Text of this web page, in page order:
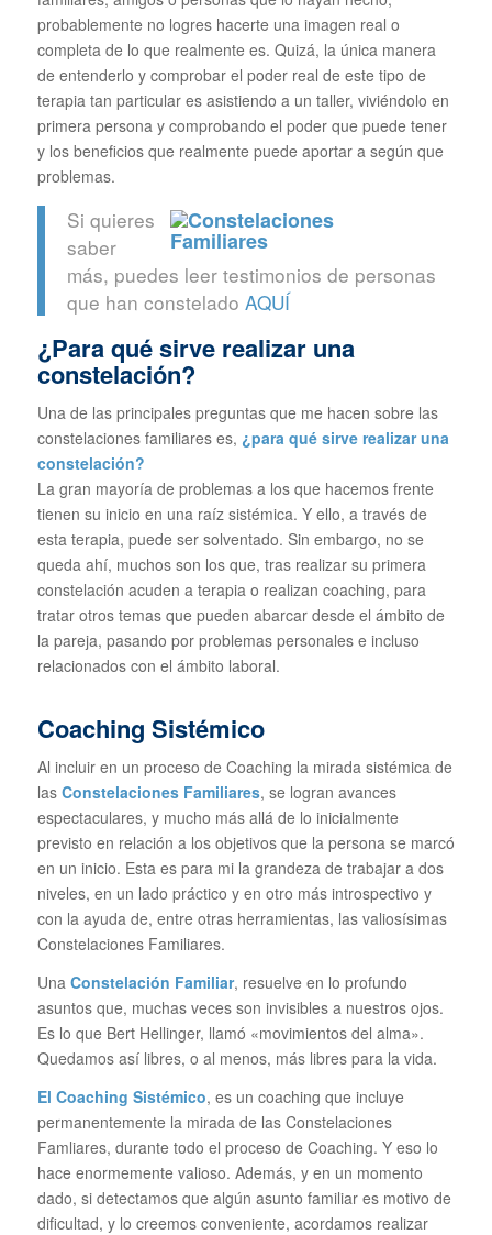
probablemente no logres hacerte una imagen real o
completa de lo que realmente es. Quizá, la única manera
de entenderlo y comprobar el poder real de este tipo de
terapia tan particular es asistiendo a un taller, viviéndolo en
primera persona y comprobando el poder que puede tener
y los beneficios que realmente puede aportar a según que
problemas.
Si quieres
saber
más, puedes leer testimonios de personas
que han constelado AQUÍ
¿Para qué sirve realizar una
constelación?
Una de las principales preguntas que me hacen sobre las
constelaciones familiares es, ¿para qué sirve realizar una
constelación?
La gran mayoría de problemas a los que hacemos frente
tienen su inicio en una raíz sistémica. Y ello, a través de
esta terapia, puede ser solventado. Sin embargo, no se
queda ahí, muchos son los que, tras realizar su primera
constelación acuden a terapia o realizan coaching, para
tratar otros temas que pueden abarcar desde el ámbito de
la pareja, pasando por problemas personales e incluso
relacionados con el ámbito laboral.
Coaching Sistémico
Al incluir en un proceso de Coaching la mirada sistémica de
las Constelaciones Familiares, se logran avances
espectaculares, y mucho más allá de lo inicialmente
previsto en relación a los objetivos que la persona se marcó
en un inicio. Esta es para mi la grandeza de trabajar a dos
niveles, en un lado práctico y en otro más introspectivo y
con la ayuda de, entre otras herramientas, las valiosísimas
Constelaciones Familiares.
Una Constelación Familiar, resuelve en lo profundo
asuntos que, muchas veces son invisibles a nuestros ojos.
Es lo que Bert Hellinger, llamó «movimientos del alma».
Quedamos así libres, o al menos, más libres para la vida.
El Coaching Sistémico, es un coaching que incluye
permanentemente la mirada de las Constelaciones
Famliares, durante todo el proceso de Coaching. Y eso lo
hace enormemente valioso. Además, y en un momento
dado, si detectamos que algún asunto familiar es motivo de
dificultad, y lo creemos conveniente, acordamos realizar